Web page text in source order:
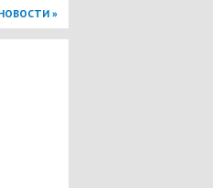
»